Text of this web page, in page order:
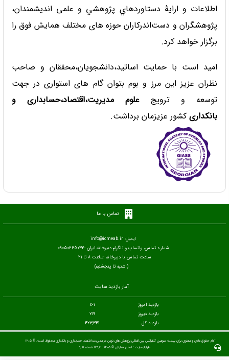
اطلاعات و ارایۀ دستاوردهاي پژوهشي و علمی انديشمندان،
پژوهشگران و دست‌اندرکاران حوزه های مختلف همایش فوق را
برگزار خواهد کرد.
امید است با حمایت اساتید،دانشجویان،محققان و صاحب
نظران عزیز این مرز و بوم بتوان گام های استواری در جهت
توسعه و ترویجعلوم
مدیریت،اقتصاد،حسابداری و
بانکداریکشور عزیزمان برداشت.
تماس با ما
ایمیل: info@icmeab.ir
شماره تماس، واتساپ و تلگرام دبیرخانه ایران :09050265032
ساعت تماس با دبیرخانه :ساعت 8 تا 21
( شنبه تا پنجشنبه)
آمار بازدید سایت
بازدید امروز
161
بازدید دیروز
219
بازدید کل
423,341
تمام حقوق مادی و معنوی برای بیست سومین کنفرانس بین المللی پژوهش های نوین در مدیریت،اقتصاد،حسابداری و بانکداری محفوظ است. © ۱۴۰۵
طراح سایت :آسان همایش © ۱۴۰۵ - 1392 نسخه 9.11